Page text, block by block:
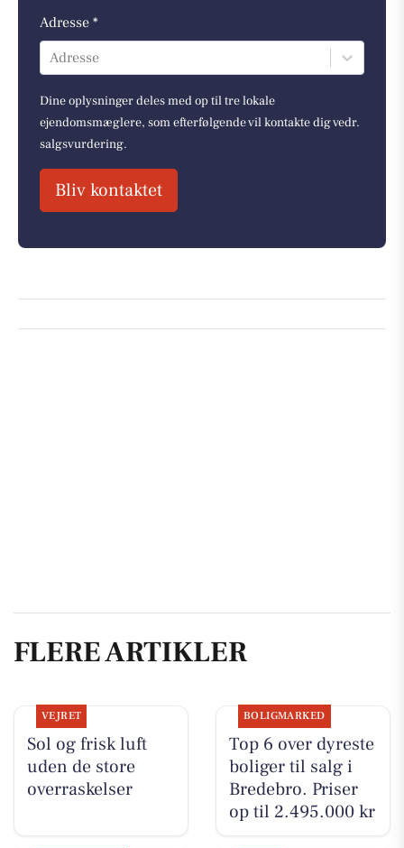
Adresse *
Adresse
Dine oplysninger deles med op til tre lokale
ejendomsmæglere, som efterfølgende vil kontakte dig vedr.
salgsvurdering.
Bliv kontaktet
FLERE ARTIKLER
VEJRET
Sol og frisk luft
uden de store
overraskelser
BOLIGMARKED
Top 6 over dyreste
boliger til salg i
Bredebro. Priser
op til 2.495.000 kr